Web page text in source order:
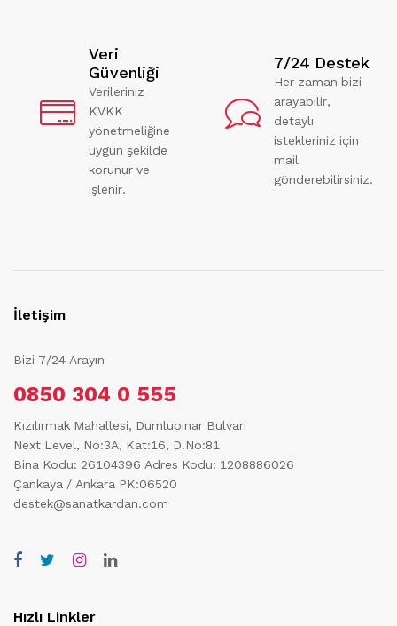
Veri
Güvenliği
Verileriniz
KVKK
yönetmeliğine
uygun şekilde
korunur ve
işlenir.
7/24 Destek
Her zaman bizi
arayabilir,
detaylı
istekleriniz için
mail
gönderebilirsiniz.
İletişim
Bizi 7/24 Arayın
0850 304 0 555
Kızılırmak Mahallesi, Dumlupınar Bulvarı
Next Level, No:3A, Kat:16, D.No:81
Bina Kodu: 26104396 Adres Kodu: 1208886026
Çankaya / Ankara PK:06520
destek@sanatkardan.com
Hızlı Linkler